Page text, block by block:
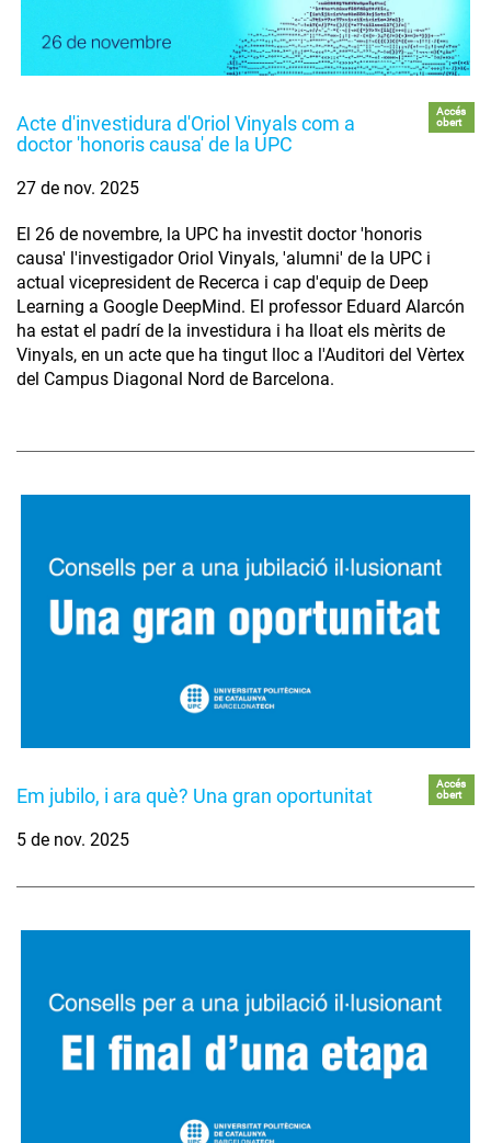
Acte d'investidura d'Oriol Vinyals com a
doctor 'honoris causa' de la UPC
Accés
obert
27 de nov. 2025
El 26 de novembre, la UPC ha investit doctor 'honoris
causa' l'investigador Oriol Vinyals, 'alumni' de la UPC i
actual vicepresident de Recerca i cap d'equip de Deep
Learning a Google DeepMind. El professor Eduard Alarcón
ha estat el padrí de la investidura i ha lloat els mèrits de
Vinyals, en un acte que ha tingut lloc a l'Auditori del Vèrtex
del Campus Diagonal Nord de Barcelona.
Em jubilo, i ara què? Una gran oportunitat
Accés
obert
5 de nov. 2025